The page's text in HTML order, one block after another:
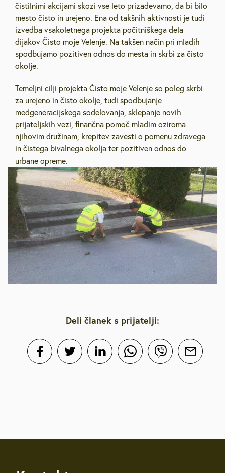
čistilnimi akcijami skozi vse leto prizadevamo, da bi bilo
mesto čisto in urejeno. Ena od takšnih aktivnosti je tudi
izvedba vsakoletnega projekta počitniškega dela
dijakov Čisto moje Velenje. Na takšen način pri mladih
spodbujamo pozitiven odnos do mesta in skrbi za čisto
okolje.
Temeljni cilji projekta Čisto moje Velenje so poleg skrbi
za urejeno in čisto okolje, tudi spodbujanje
medgeneracijskega sodelovanja, sklepanje novih
prijateljskih vezi, finančna pomoč mladim oziroma
njihovim družinam, krepitev zavesti o pomenu zdravega
in čistega bivalnega okolja ter pozitiven odnos do
urbane opreme.
Deli članek s prijatelji: